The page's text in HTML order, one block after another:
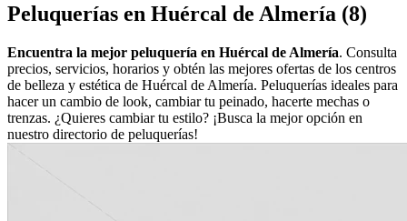
Peluquerías en Huércal de Almería (8)
Encuentra la mejor peluquería en Huércal de Almería. Consulta
precios, servicios, horarios y obtén las mejores ofertas de los centros
de belleza y estética de Huércal de Almería. Peluquerías ideales para
hacer un cambio de look, cambiar tu peinado, hacerte mechas o
trenzas. ¿Quieres cambiar tu estilo? ¡Busca la mejor opción en
nuestro directorio de peluquerías!